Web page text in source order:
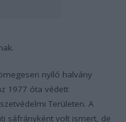
nyíló halvány
1977 óta védett
Területen. A
sáfrányként volt ismert, de